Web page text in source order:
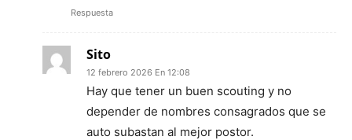
Respuesta
Sito
12 febrero 2026 En 12:08
Hay que tener un buen scouting y no
depender de nombres consagrados que se
auto subastan al mejor postor.